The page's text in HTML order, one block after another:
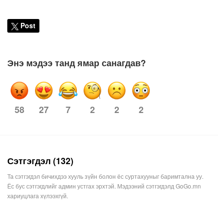
Post
Энэ мэдээ танд ямар санагдав?
58 27 7 2 2 2
Сэтгэгдэл (132)
Та сэтгэгдэл бичихдээ хууль зүйн болон ёс суртахууныг баримтална уу.
Ёс бус сэтгэгдлийг админ устгах эрхтэй. Мэдээний сэтгэгдэлд GoGo.mn
хариуцлага хүлээхгүй.